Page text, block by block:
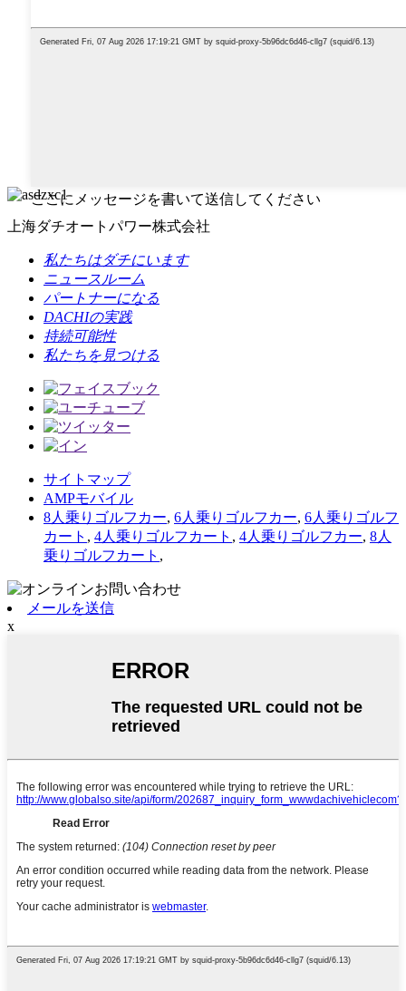
ここにメッセージを書いて送信してください
上海ダチオートパワー株式会社
私たちはダチにいます
ニュースルーム
パートナーになる
DACHIの実践
持続可能性
私たちを見つける
サイトマップ
AMPモバイル
8人乗りゴルフカー, 6人乗りゴルフカー, 6人乗りゴルフ
カート , 4人乗りゴルフカート , 4人乗りゴルフカー, 8人
乗りゴルフカート ,
メールを送信
x